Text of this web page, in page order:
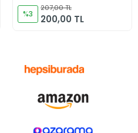
%3
207,00 TL
200,00 TL